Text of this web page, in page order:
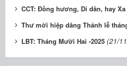
CCT: Đồng hương, Di dân, hay Xa
Thư mời hiệp dâng Thánh lễ
LBT: Tháng Mười Hai -2025 (21/